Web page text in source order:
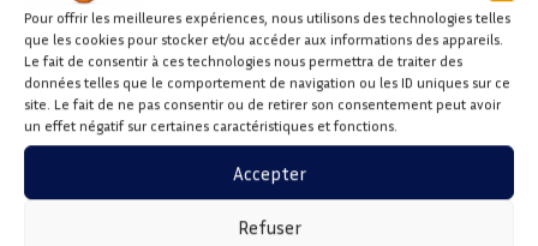
Pour offrir les meilleures expériences, nous utilisons des technologies telles
que les cookies pour stocker et/ou accéder aux informations des appareils.
Le fait de consentir à ces technologies nous permettra de traiter des
données telles que le comportement de navigation ou les ID uniques sur ce
site. Le fait de ne pas consentir ou de retirer son consentement peut avoir
un effet négatif sur certaines caractéristiques et fonctions.
Accepter
Refuser
Le vendredi 6 octobre,
participez à la formation
« Lutte contre les violences
& discriminations »